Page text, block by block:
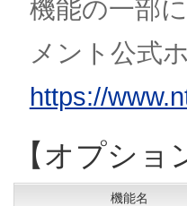
機能の一部
メント公式
https://
【オプショ
機能名